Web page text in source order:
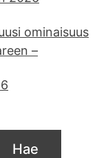
ominaisuus
–
Hae